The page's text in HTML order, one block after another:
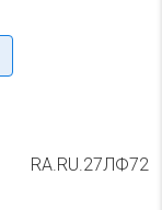
RA.RU.27ЛФ72